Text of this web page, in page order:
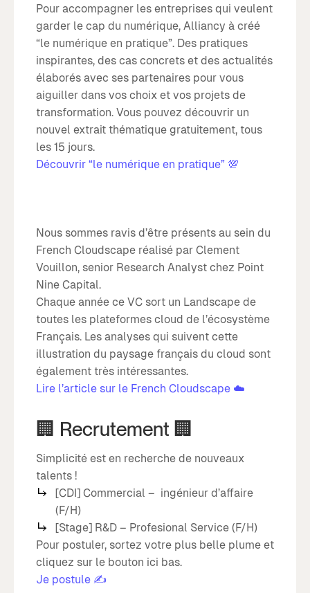
Pour accompagner les entreprises qui veulent
garder le cap du numérique, Alliancy à créé
“le numérique en pratique”. Des pratiques
inspirantes, des cas concrets et des actualités
élaborés avec ses partenaires pour vous
aiguiller dans vos choix et vos projets de
transformation. Vous pouvez découvrir un
nouvel extrait thématique gratuitement, tous
les 15 jours.
Découvrir “le numérique en pratique” 💯
Nous sommes ravis d’être présents au sein du
French Cloudscape réalisé par Clement
Vouillon, senior Research Analyst chez Point
Nine Capital.
Chaque année ce VC sort un Landscape de
toutes les plateformes cloud de l’écosystème
Français. Les analyses qui suivent cette
illustration du paysage français du cloud sont
également très intéressantes.
Lire l’article sur le French Cloudscape ☁️
🏢 Recrutement 🏢
Simplicité est en recherche de nouveaux
talents !
[CDI] Commercial – ingénieur d’affaire
(F/H)
[Stage] R&D – Profesional Service (F/H)
Pour postuler, sortez votre plus belle plume et
cliquez sur le bouton ici bas.
Je postule ✍️